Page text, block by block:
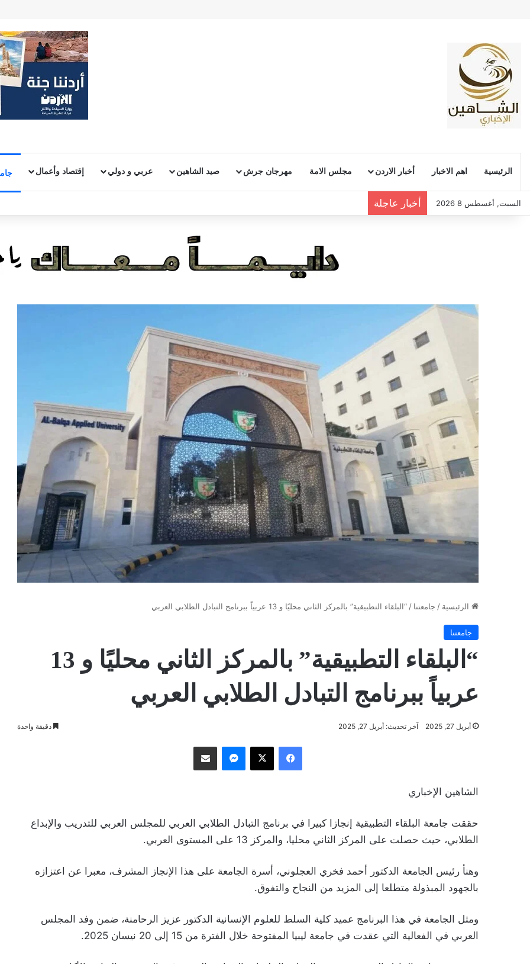
الرئيسية اهم الاخبار أخبار الاردن مجلس الامة مهرجان جرش صيد الشاهين عربي و دولي إقتصاد وأعمال
السبت, أغسطس 8 2026 أخبار عاجلة
الرئيسية / جامعتنا / “البلقاء التطبيقية” بالمركز الثاني محليًا و 13 عربياً ببرنامج التبادل الطلابي العربي
جامعتنا
“البلقاء التطبيقية” بالمركز الثاني محليًا و 13
عربياً ببرنامج التبادل الطلابي العربي
أبريل 27, 2025 آخر تحديث: أبريل 27, 2025 دقيقة واحدة
فيسبوك ‫X ماسنجر مشاركة عبر البريد
الشاهين الإخباري
حققت جامعة البلقاء التطبيقية إنجازا كبيرا في برنامج التبادل الطلابي العربي للمجلس العربي للتدريب والإبداع
الطلابي، حيث حصلت على المركز الثاني محليا، والمركز 13 على المستوى العربي.
وهنأ رئيس الجامعة الدكتور أحمد فخري العجلوني، أسرة الجامعة على هذا الإنجاز المشرف، معبرا عن اعتزازه
بالجهود المبذولة متطلعا إلى المزيد من النجاح والتفوق.
ومثل الجامعة في هذا البرنامج عميد كلية السلط للعلوم الإنسانية الدكتور عزيز الرحامنة، ضمن وفد المجلس
العربي في الفعالية التي عقدت في جامعة ليبيا المفتوحة خلال الفترة من 15 إلى 20 نيسان 2025.